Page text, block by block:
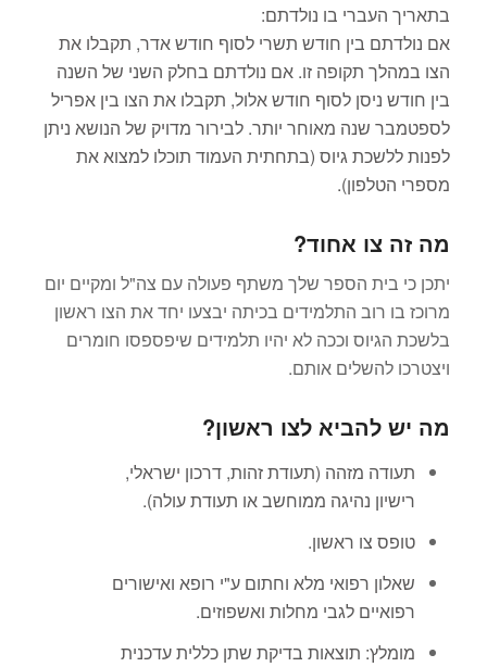
בתאריך העברי בו נולדתם:
אם נולדתם בין חודש תשרי לסוף חודש אדר, תקבלו את
הצו במהלך תקופה זו. אם נולדתם בחלק השני של השנה
בין חודש ניסן לסוף חודש אלול, תקבלו את הצו בין אפריל
לספטמבר שנה מאוחר יותר. לבירור מדויק של הנושא ניתן
לפנות ללשכת גיוס (בתחתית העמוד תוכלו למצוא את
מספרי הטלפון).
מה זה צו אחוד?
יתכן כי בית הספר שלך משתף פעולה עם צה"ל ומקיים יום
מרוכז בו רוב התלמידים בכיתה יבצעו יחד את הצו ראשון
בלשכת הגיוס וככה לא יהיו תלמידים שיפספסו חומרים
ויצטרכו להשלים אותם.
מה יש להביא לצו ראשון?
תעודה מזהה (תעודת זהות, דרכון ישראלי,
רישיון נהיגה ממוחשב או תעודת עולה).
טופס צו ראשון.
שאלון רפואי מלא וחתום ע"י רופא ואישורים
רפואיים לגבי מחלות ואשפוזים.
מומלץ: תוצאות בדיקת שתן כללית עדכנית